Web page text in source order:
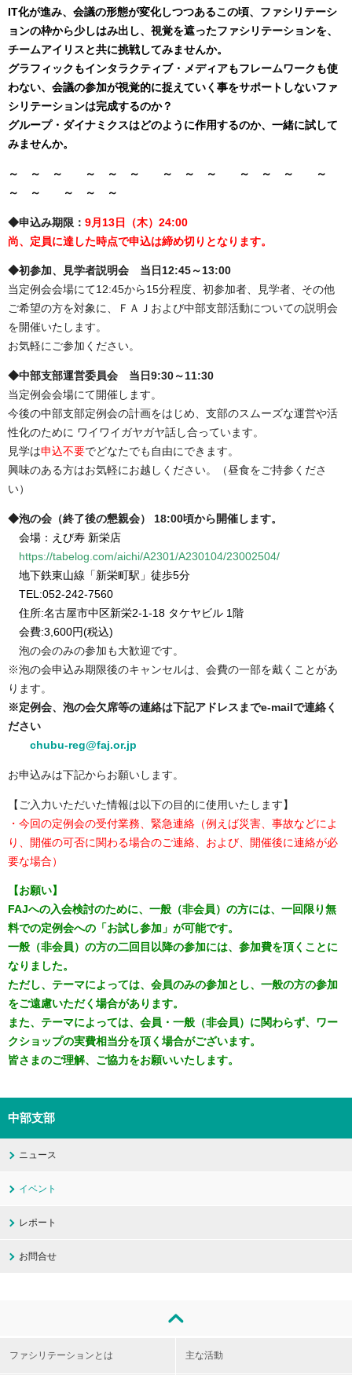
IT化が進み、会議の形態が変化しつつあるこの頃、ファシリテーシ
ョンの枠から少しはみ出し、視覚を遮ったファシリテーションを、
チームアイリスと共に挑戦してみませんか。
グラフィックもインタラクティブ・メディアもフレームワークも使
わない、会議の参加が視覚的に捉えていく事をサポートしないファ
シリテーションは完成するのか？
グループ・ダイナミクスはどのように作用するのか、一緒に試して
みませんか。
～ ～ ～ ～ ～ ～ ～ ～ ～ ～ ～ ～ ～
～ ～ ～ ～ ～
◆申込み期限： 9 月13日（木）24:00
尚、定員に達した時点で申込は締め切りとなります。
◆初参加、見学者説明会 当日12:45～13:00
当定例会会場にて12:45から15分程度、初参加者、見学者、その他
ご希望の方を対象に、ＦＡＪおよび中部支部活動についての説明会
を開催いたします。
お気軽にご参加ください。
◆中部支部運営委員会 当日9:30～11:30
当定例会会場にて 開催します。
今後の中部支部定例会の計画をはじめ、支部のスムーズな運営や活
性化のために ワイワイガヤガヤ話し合っています。
見学は申込不要でどなたでも自由にできます。
興味のある方はお気軽にお越しください。（昼食をご持参くださ
い）
◆泡の会（終了後の懇親会） 18:00頃から開催します。
会場：えび寿 新栄店
https://tabelog.com/aichi/A2301/A230104/23002504/
地下鉄東山線「新栄町駅」徒歩5分
TEL:052-242-7560
住所:名古屋市中区新栄2-1-18 タケヤビル 1階
会費:3,600円(税込)
泡の会のみの参加も大歓迎です。
※泡の会申込み期限後のキャンセルは、会費の一部を戴くことがあ
ります。
※定例会、泡の会欠席等の連絡は下記アドレスまでe-mailで連絡く
ださい
chubu-reg@faj.or.jp
お申込みは下記からお願いします。
【ご入力いただいた情報は以下の目的に使用いたします】
・今回の定例会の受付業務、緊急連絡（例えば災害、事故などによ
り、開催の可否に関わる場合のご連絡、および、開催後に連絡が必
要な場合）
【お願い】
FAJへの入会検討のために、一般（非会員）の方には、一回限り無
料での定例会への「お試し参加」が可能です。
一般（非会員）の方の二回目以降の参加には、参加費を頂くことに
なりました。
ただし、テーマによっては、会員のみの参加とし、一般の方の参加
をご遠慮いただく場合があります。
また、テーマによっては、会員・一般（非会員）に関わらず、ワー
クショップの実費相当分を頂く場合がございます。
皆さまのご理解、ご協力をお願いいたします。
中部支部
ニュース
イベント
レポート
お問合せ
ファシリテーションとは 主な活動